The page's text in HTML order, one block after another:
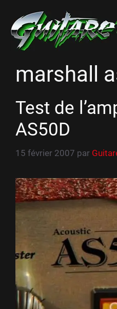
contenu
marshall
Test de
AS50D
15 février 2007 par